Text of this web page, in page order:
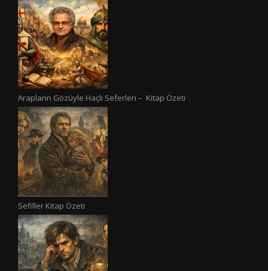
Arapların Gözüyle Haçlı Seferleri – Kitap Özeti
Sefiller Kitap Özeti